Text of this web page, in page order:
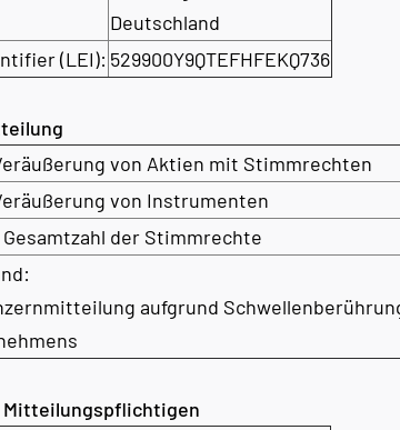
Deutschland
(LEI): 529900Y9QTEFHFEKQ736
von Aktien mit Stimmrechten
von Instrumenten
der Stimmrechte
aufgrund
Mitteilungspflichtigen